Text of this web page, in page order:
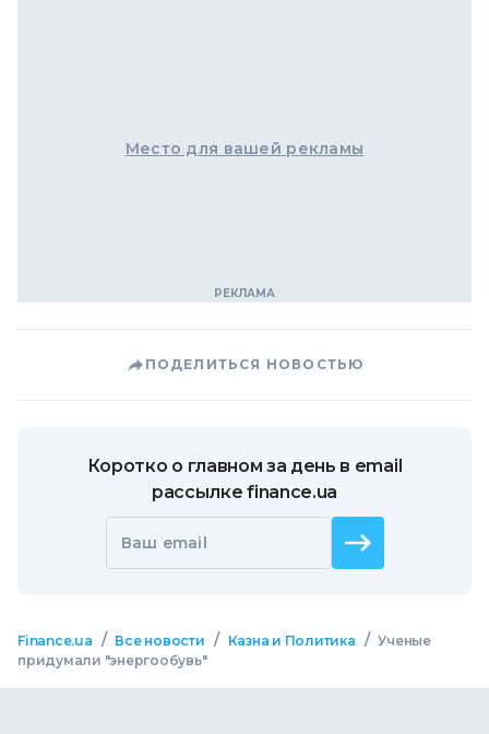
Место для вашей рекламы
ПОДЕЛИТЬСЯ НОВОСТЬЮ
Коротко о главном за день в email
рассылке finance.ua
Ваш email
Finance.ua / Все новости / Казна и Политика / Ученые
придумали "энергообувь"